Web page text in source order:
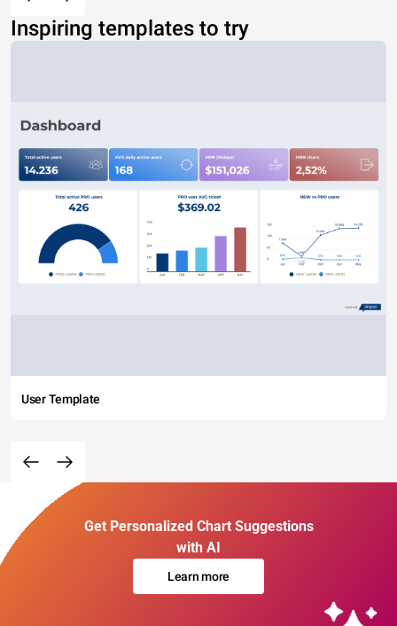
Inspiring templates to try
User Template
Get Personalized Chart Suggestions
with AI
Learn more